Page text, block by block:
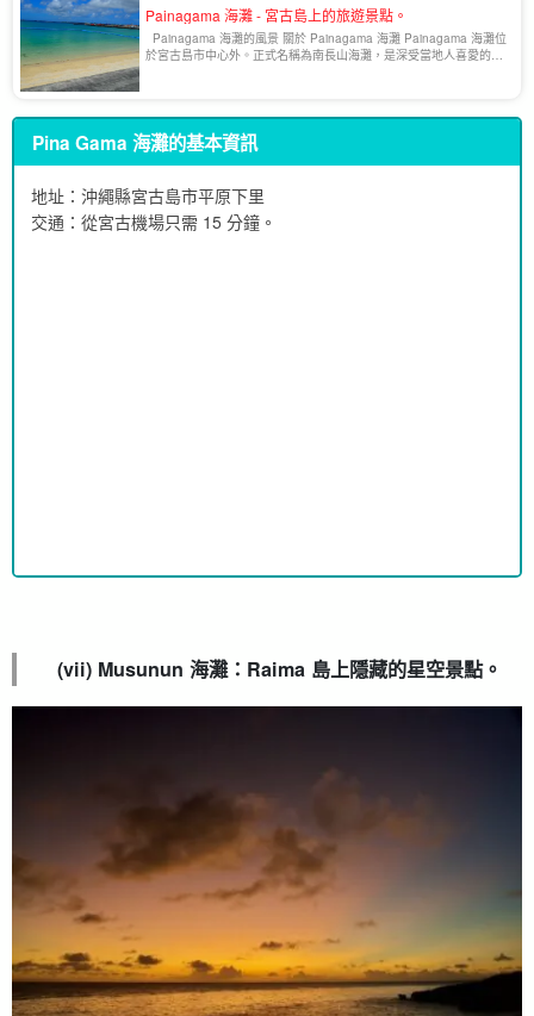
Painagama 海灘 - 宮古島上的旅遊景點。
Painagama 海灘的風景 關於 Painagama 海灘 Painagama 海灘位
於宮古島市中心外。正式名稱為南長山海灘，是深受當地人喜愛的海
Pina Gama 海灘的基本資訊
地址：沖繩縣宮古島市平原下里
交通：從宮古機場只需 15 分鐘。
(vii) Musunun 海灘：Raima 島上隱藏的星空景點。